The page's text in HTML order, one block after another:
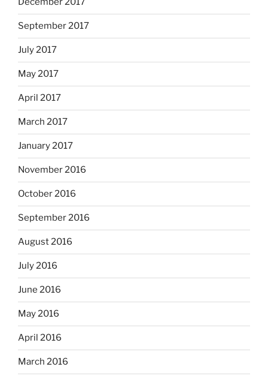
September 2017
July 2017
May 2017
April 2017
March 2017
January 2017
November 2016
October 2016
September 2016
August 2016
July 2016
June 2016
May 2016
April 2016
March 2016